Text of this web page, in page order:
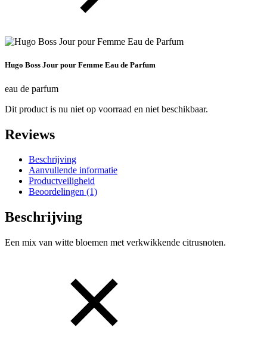
Hugo Boss Jour pour Femme Eau de Parfum
eau de parfum
Dit product is nu niet op voorraad en niet beschikbaar.
Reviews
Beschrijving
Aanvullende informatie
Productveiligheid
Beoordelingen (1)
Beschrijving
Een mix van witte bloemen met verkwikkende citrusnoten.